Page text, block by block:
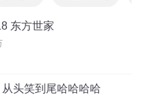
东方世家
头笑到尾哈哈哈哈